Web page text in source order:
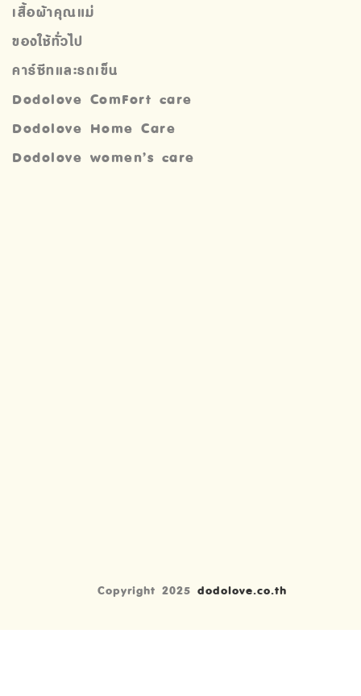
เสื้อผ้าคุณแม่
ของใช้ทั่วไป
คาร์ซีทและรถเข็น
Dodolove ComFort care
Dodolove Home Care
Dodolove women’s care
Copyright 2025 dodolove.co.th